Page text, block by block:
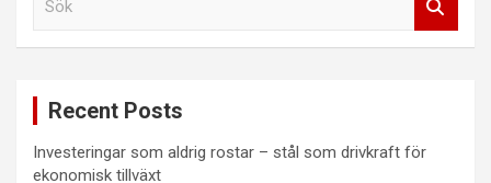
Recent Posts
Investeringar som aldrig rostar – stål som drivkraft för
ekonomisk tillväxt